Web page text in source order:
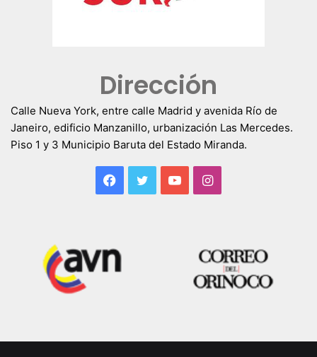
Dirección
Calle Nueva York, entre calle Madrid y avenida Río de
Janeiro, edificio Manzanillo, urbanización Las Mercedes.
Piso 1 y 3 Municipio Baruta del Estado Miranda.
Facebook
TwitterYouTubeInstagram